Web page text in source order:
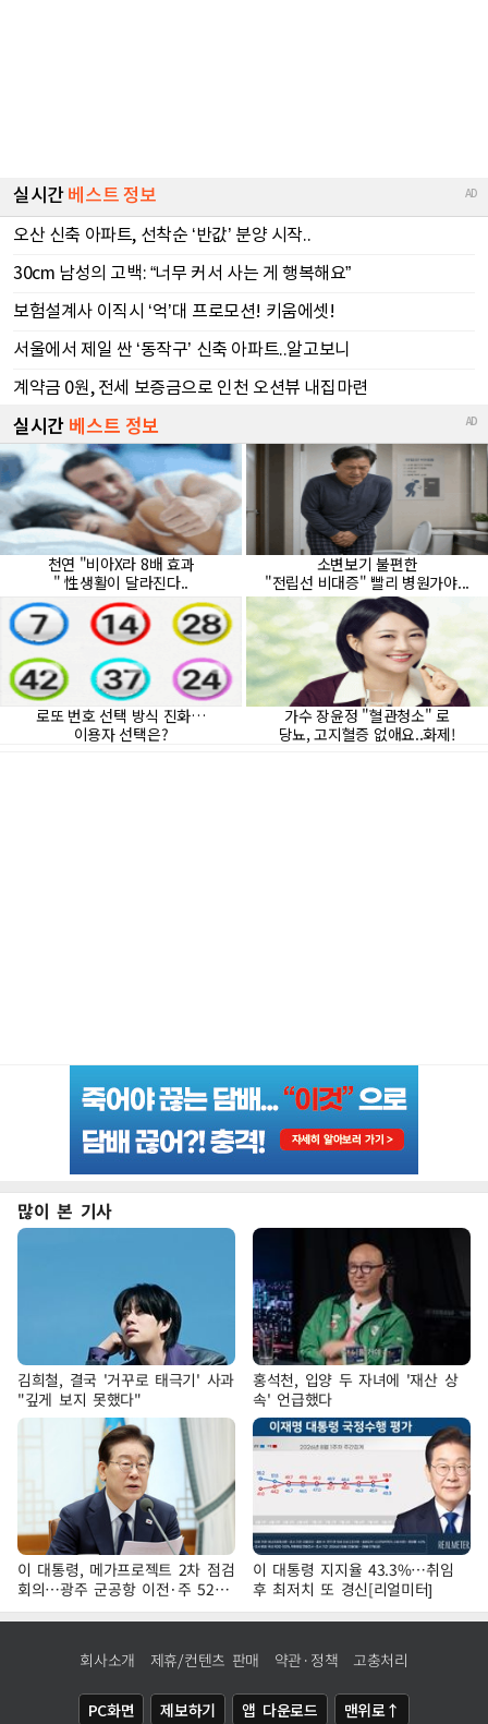
많이 본 기사
김희철, 결국 '거꾸로 태극기' 사과
"깊게 보지 못했다"
홍석천, 입양 두 자녀에 '재산 상
속' 언급했다
이 대통령, 메가프로젝트 2차 점검
회의…광주 군공항 이전·주 52시
간 예외 등 논의
이 대통령 지지율 43.3%…취임
후 최저치 또 경신[리얼미터]
회사소개 제휴/컨텐츠 판매 약관·정책 고충처리
PC화면 제보하기 앱 다운로드 맨위로↑